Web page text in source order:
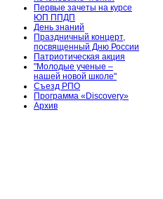
Первые зачеты на курсе
ЮП ППДП
День знаний
Праздничный концерт,
посвященный Дню России
Патриотическая акция
"Молодые ученые –
нашей новой школе"
Съезд РПО
Программа «Discovery»
Архив